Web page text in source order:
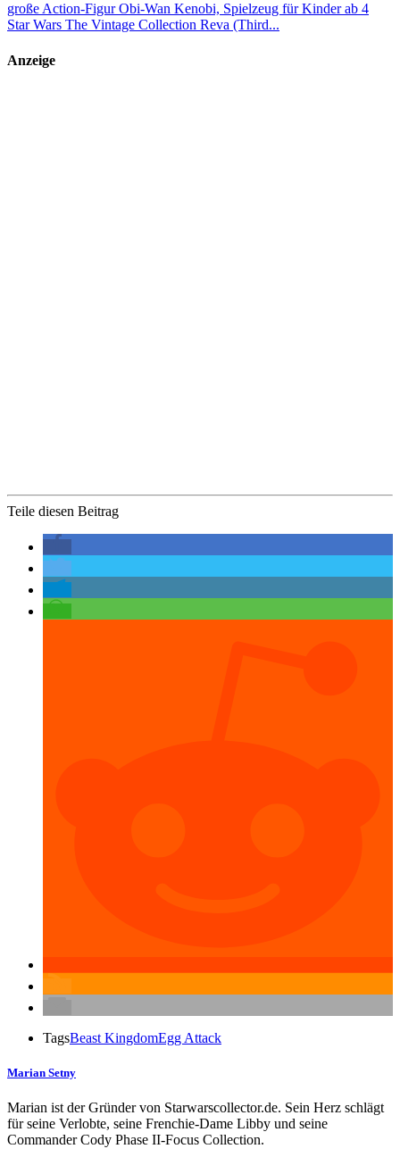
Star Wars The Vintage Collection Reva (Third...
Anzeige
Teile diesen Beitrag
TagsBeast KingdomEgg Attack
Marian Setny
Marian ist der Gründer von Starwarscollector.de. Sein Herz schlägt
für seine Verlobte, seine Frenchie-Dame Libby und seine
Commander Cody Phase II-Focus Collection.